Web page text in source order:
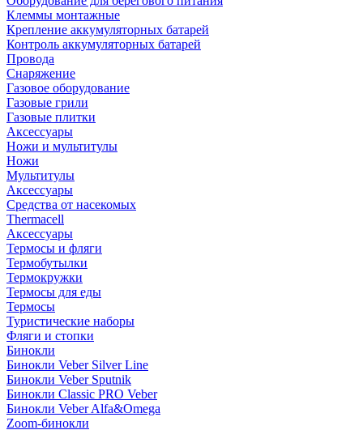
Клеммы монтажные
Крепление аккумуляторных батарей
Контроль аккумуляторных батарей
Провода
Снаряжение
Газовое оборудование
Газовые грили
Газовые плитки
Аксессуары
Ножи и мультитулы
Ножи
Мультитулы
Аксессуары
Средства от насекомых
Thermacell
Аксессуары
Термосы и фляги
Термобутылки
Термокружки
Термосы для еды
Термосы
Туристические наборы
Фляги и стопки
Бинокли
Бинокли Veber Silver Line
Бинокли Veber Sputnik
Бинокли Classic PRO Veber
Бинокли Veber Alfa&Omega
Zoom-бинокли